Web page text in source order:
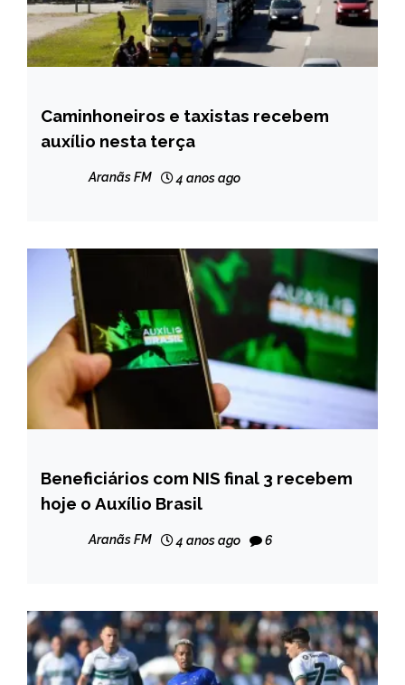
BRASIL
CAPELINHA
NOTÍCIAS
Caminhoneiros e taxistas recebem
auxílio nesta terça
Aranãs FM 4 anos ago
BRASIL
NOTÍCIAS
Beneficiários com NIS final 3 recebem
hoje o Auxílio Brasil
Aranãs FM 4 anos ago 6